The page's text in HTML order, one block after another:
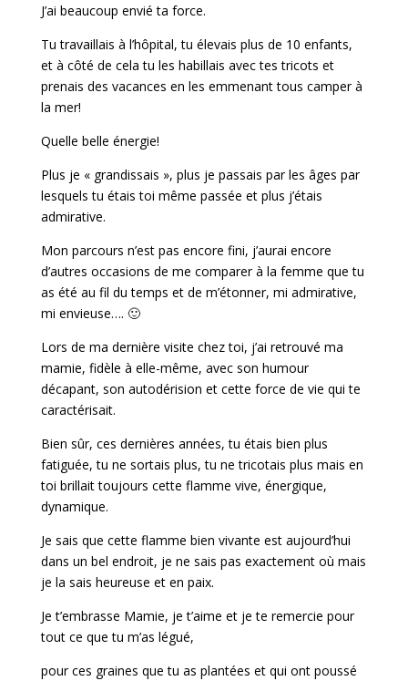
J’ai beaucoup envié ta force.
Tu travaillais à l’hôpital, tu élevais plus de 10 enfants,
et à côté de cela tu les habillais avec tes tricots et
prenais des vacances en les emmenant tous camper à
la mer!
Quelle belle énergie!
Plus je « grandissais », plus je passais par les âges par
lesquels tu étais toi même passée et plus j’étais
admirative.
Mon parcours n’est pas encore fini, j’aurai encore
d’autres occasions de me comparer à la femme que tu
as été au fil du temps et de m’étonner, mi admirative,
mi envieuse…. 🙂
Lors de ma dernière visite chez toi, j’ai retrouvé ma
mamie, fidèle à elle-même, avec son humour
décapant, son autodérision et cette force de vie qui te
caractérisait.
Bien sûr, ces dernières années, tu étais bien plus
fatiguée, tu ne sortais plus, tu ne tricotais plus mais en
toi brillait toujours cette flamme vive, énergique,
dynamique.
Je sais que cette flamme bien vivante est aujourd’hui
dans un bel endroit, je ne sais pas exactement où mais
je la sais heureuse et en paix.
Je t’embrasse Mamie, je t’aime et je te remercie pour
tout ce que tu m’as légué,
pour ces graines que tu as plantées et qui ont poussé